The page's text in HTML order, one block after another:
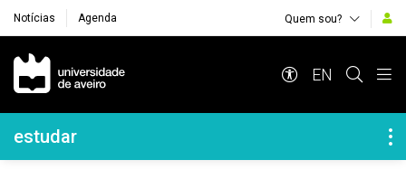
Notícias Agenda Quem sou?
Navegação Principal
EN
Navegação Lateral
estudar